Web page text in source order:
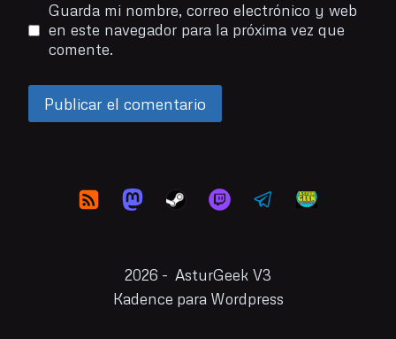
Guarda mi nombre, correo electrónico y web
en este navegador para la próxima vez que
comente.
2026 - AsturGeek V3
Kadence para Wordpress